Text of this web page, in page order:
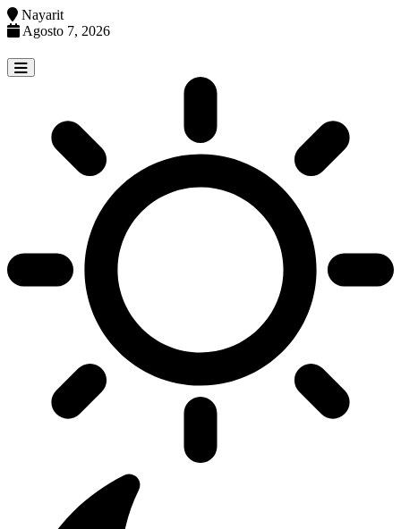
Nayarit
Agosto 7, 2026
to
content